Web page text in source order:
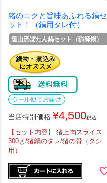
猪のコクと旨味あふれる鍋セ
ット！（鍋用タレ付）
遠山流ぼたん鍋セット（猟師鍋）
当店特別価格 ¥4,500税込
【セット内容】 猪上肉スライス
300ｇ/猪鍋のタレ/猪の骨（ダシ
用）